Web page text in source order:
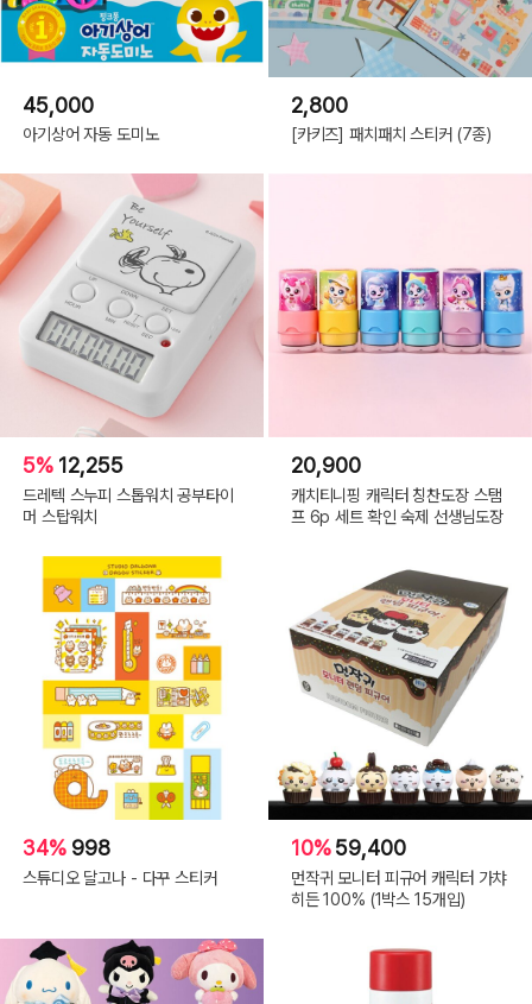
45,000
아기상어 자동 도미노
2,800
[카키즈] 패치패치 스티커 (7종)
5% 12,255
드레텍 스누피 스톱워치 공부타이
머 스탑워치
20,900
캐치티니핑 캐릭터 칭찬도장 스탬
프 6p 세트 확인 숙제 선생님도장
34% 998
스튜디오 달고나 - 다꾸 스티커
10%59,400
먼작귀 모니터 피규어 캐릭터 가챠
히든 100% (1박스 15개입)